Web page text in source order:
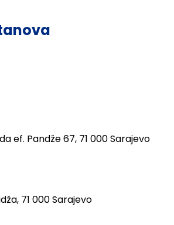
ef. Pandže 67, 71 000 Sarajevo
71 000 Sarajevo